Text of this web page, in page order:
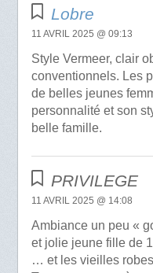
Lobre
11 AVRIL 2025 @ 09:13
Style Vermeer, clair
conventionnels. Les
de belles jeunes
personnalité et son
belle famille.
PRIVILEGE
11 AVRIL 2025 @ 14:08
Ambiance un peu «
et jolie jeune fille de
… et les vieilles